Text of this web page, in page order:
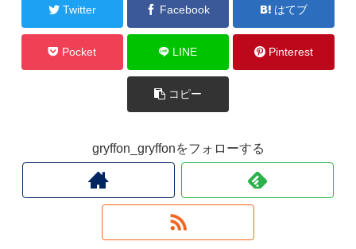
Twitter Facebook はてブ
Pocket LINE Pinterest
コピー
gryffon_gryffonをフォローする